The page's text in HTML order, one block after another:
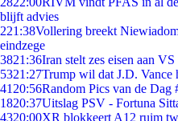
blijft advies
221:38Vollering breekt
eindzege
3821:36Iran stelt zes eisen aan
5321:27Trump wil dat J.D. Vance
41 20:56Random Pics van de Dag
1820:37Uitslag PSV - Fortuna
4320:00XR blokkeert A12 ruim